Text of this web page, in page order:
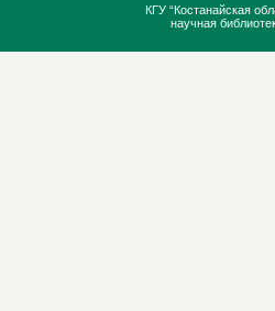
КГУ “Костанайская
научная